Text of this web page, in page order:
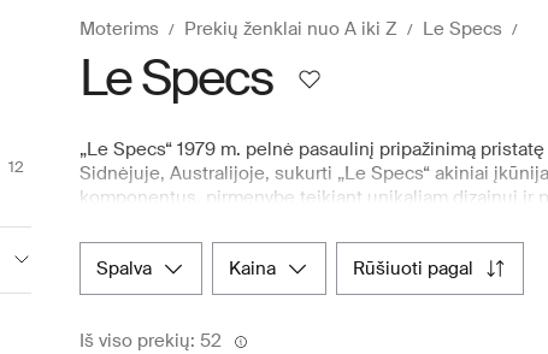
12
Moterims Prekių ženklai nuo A iki Z Le Specs
Le Specs
„Le Specs“ 1979 m. pelnė pasaulinį pripažinimą
Sidnėjuje, Australijoje, sukurti „Le Specs“ akiniai
komponentus, pirmenybę teikiant unikaliam dizainui ir
Specs“ akiniais. Tarptautinė „Le Specs“ sėkmė apima
mažmeninės prekybos vietose. Skandinaviška
moterims pasirinkimu. Čia rasite Pilot, D formos,
spalva kaina rūšiuoti pagal
Iš viso prekių: 52